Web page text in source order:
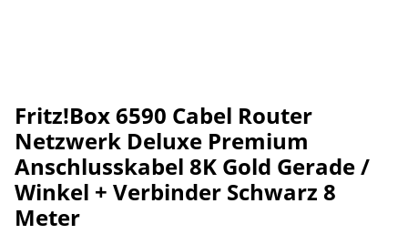
Fritz!Box 6590 Cabel Router
Netzwerk Deluxe Premium
Anschlusskabel 8K Gold Gerade /
Winkel + Verbinder Schwarz 8
Meter